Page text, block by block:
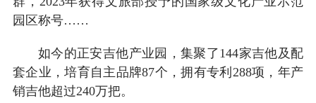
园区称号……
如今的正安吉他产业园，集聚了144家吉他及配
套企业，培育自主品牌87个，拥有专利288项，年产
销吉他超过240万把。